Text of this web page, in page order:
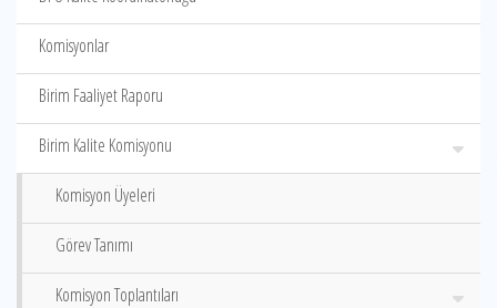
Komisyonlar
Birim Faaliyet Raporu
Birim Kalite Komisyonu
Komisyon Üyeleri
Görev Tanımı
Komisyon Toplantıları